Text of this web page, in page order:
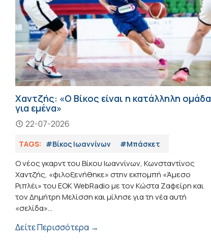
Χαντζής: «Ο Βίκος είναι η κατάλληλη ομάδα
για εμένα»
22-07-2026
TAGS: #Βίκος Ιωαννίνων #Μπάσκετ
Ο νέος γκαρντ του Βίκου Ιωαννίνων, Κωνσταντίνος
Χαντζής, «φιλοξενήθηκε» στην εκπομπή «Άμεσο
Ριπλέι» του ΕΟΚ WebRadio με τον Κώστα Ζαφείρη και
τον Δημήτρη Μελίσση και μίλησε για τη νέα αυτή
«σελίδα»...
Δείτε Περισσότερα →